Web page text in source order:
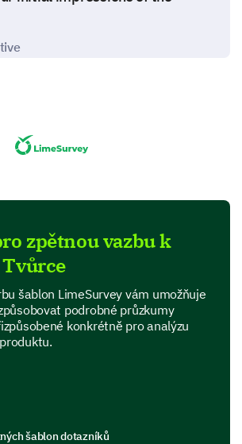
appealed to you about our
initial interaction?
zpětnou vazbu k
šablon LimeSurvey vám umožňuje
podrobné průzkumy
konkrétně pro analýzu
šablon dotazníků